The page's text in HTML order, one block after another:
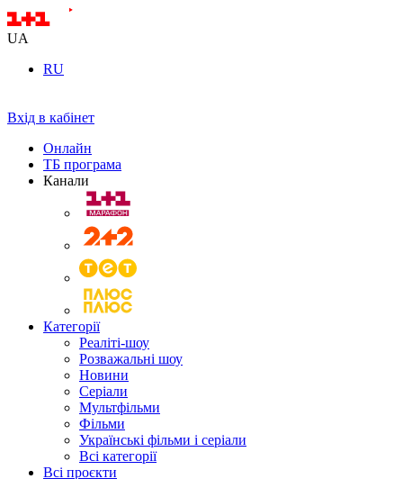
UA
RU
Вхід в кабінет
Онлайн
ТБ програма
Канали
Категорії
Реаліті-шоу
Розважальні шоу
Новини
Серіали
Мультфільми
Фільми
Українські фільми і серіали
Всі категорії
Всі проєкти